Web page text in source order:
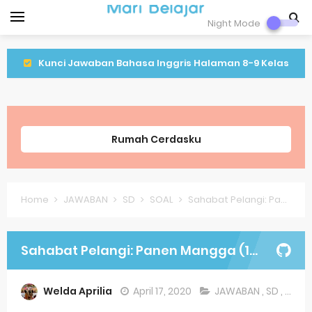
Kunci Jawaban Bahasa Inggris Halaman 8-9 Kelas
Kunci Jawaban IPA Halaman 8 Kelas 9 Semester 1
Latihan PLBJ Kelas 2 Tentang Keragaman Minuman
Soal Latihan Matematika Kelas 9
Soal Latihan Bahasa Inggris Kelas 8 Semester 2
Rumah Cerdasku
Home JAWABAN SD SOAL Sahabat Pelangi: Panen Mangga (17 April 2020)
Sahabat Pelangi: Panen Mangga (17 April 2020)
Welda Aprilia April 17, 2020 JAWABAN , SD , SOAL
Night Mode